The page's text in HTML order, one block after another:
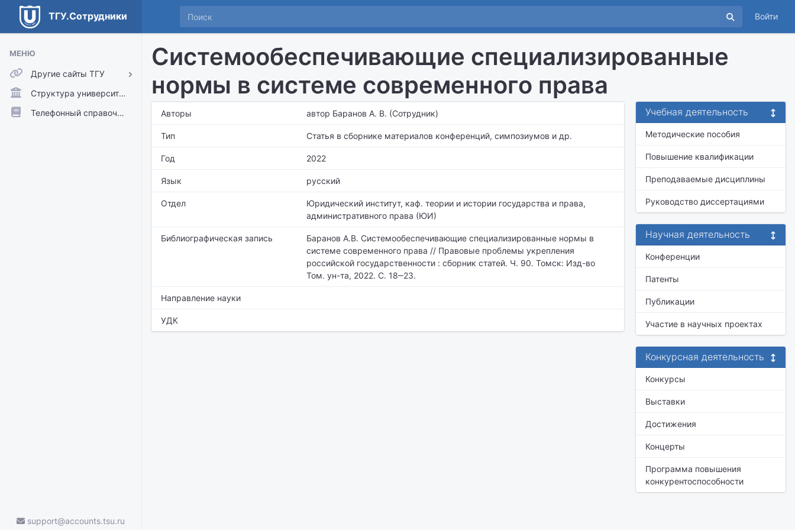
ТГУ.Сотрудники Войти
МЕНЮ
Другие сайты ТГУ
ТГУ.Аккаунты
ТГУ.Расписание
Структура университета
Телефонный справочник
support@accounts.tsu.ru
Системообеспечивающие специализированные
нормы в системе современного права
Авторы автор Баранов А. В. (Сотрудник)
Тип Статья в сборнике материалов конференций, симпозиумов и др.
Год 2022
Язык русский
Отдел Юридический институт, каф. теории и истории государства и права,
административного права (ЮИ)
Библиографическая запись
Баранов А.В. Системообеспечивающие специализированные нормы в
системе современного права // Правовые проблемы укрепления
российской государственности : сборник статей. Ч. 90. Томск: Изд-во
Том. ун-та, 2022. С. 18‒23.
Направление науки
УДК
Учебная деятельность
Методические пособия
Повышение квалификации
Преподаваемые дисциплины
Руководство диссертациями
Научная деятельность
Конференции
Патенты
Публикации
Участие в научных проектах
Конкурсная деятельность
Конкурсы
Выставки
Достижения
Концерты
Программа повышения
конкурентоспособности